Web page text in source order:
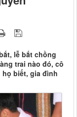
lễ bắt chồng
trai nào đó, cô
biết, gia đình